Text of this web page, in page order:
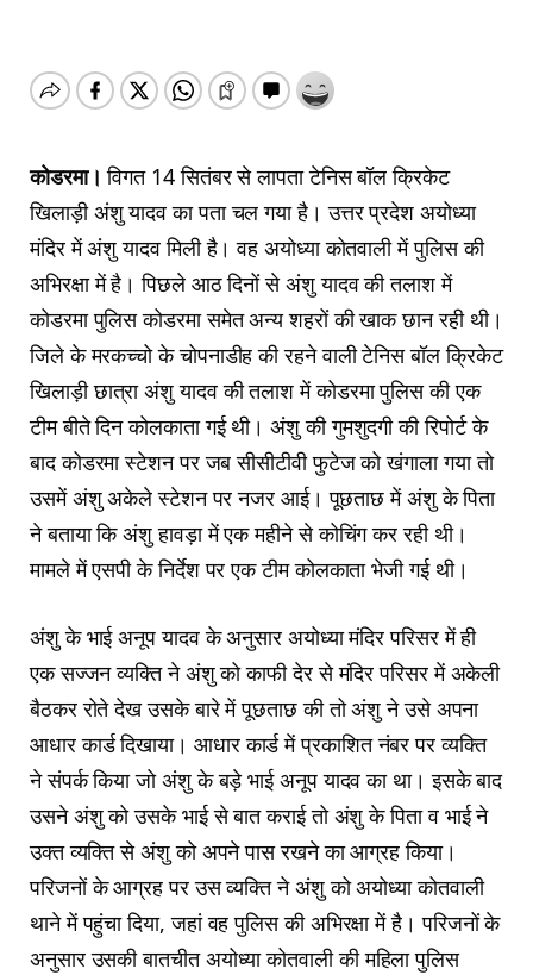
कोडरमा। विगत 14 सितंबर से लापता टेनिस बॉल क्रिकेट
खिलाड़ी अंशु यादव का पता चल गया है। उत्तर प्रदेश अयोध्या
मंदिर में अंशु यादव मिली है। वह अयोध्या कोतवाली में पुलिस की
अभिरक्षा में है। पिछले आठ दिनों से अंशु यादव की तलाश में
कोडरमा पुलिस कोडरमा समेत अन्य शहरों की खाक छान रही थी।
जिले के मरकच्चो के चोपनाडीह की रहने वाली टेनिस बॉल क्रिकेट
खिलाड़ी छात्रा अंशु यादव की तलाश में कोडरमा पुलिस की एक
टीम बीते दिन कोलकाता गई थी। अंशु की गुमशुदगी की रिपोर्ट के
बाद कोडरमा स्टेशन पर जब सीसीटीवी फुटेज को खंगाला गया तो
उसमें अंशु अकेले स्टेशन पर नजर आई। पूछताछ में अंशु के पिता
ने बताया कि अंशु हावड़ा में एक महीने से कोचिंग कर रही थी।
मामले में एसपी के निर्देश पर एक टीम कोलकाता भेजी गई थी।
अंशु के भाई अनूप यादव के अनुसार अयोध्या मंदिर परिसर में ही
एक सज्जन व्यक्ति ने अंशु को काफी देर से मंदिर परिसर में अकेली
बैठकर रोते देख उसके बारे में पूछताछ की तो अंशु ने उसे अपना
आधार कार्ड दिखाया। आधार कार्ड में प्रकाशित नंबर पर व्यक्ति
ने संपर्क किया जो अंशु के बड़े भाई अनूप यादव का था। इसके बाद
उसने अंशु को उसके भाई से बात कराई तो अंशु के पिता व भाई ने
उक्त व्यक्ति से अंशु को अपने पास रखने का आग्रह किया।
परिजनों के आग्रह पर उस व्यक्ति ने अंशु को अयोध्या कोतवाली
थाने में पहुंचा दिया, जहां वह पुलिस की अभिरक्षा में है। परिजनों के
अनुसार उसकी बातचीत अयोध्या कोतवाली की महिला पुलिस